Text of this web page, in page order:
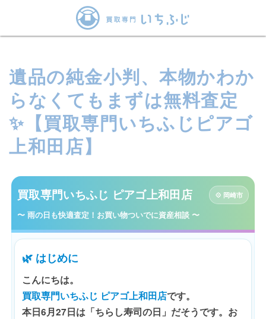
遺品の純金小判、本物かわか
らなくてもまずは無料査定
✨【買取専門いちふじピアゴ
上和田店】
買取専門いちふじ ピアゴ上和田店 💠 岡崎市
〜 雨の日も快適査定！お買い物ついでに資産相談 〜
🌿 はじめに
こんにちは。
買取専門いちふじ ピアゴ上和田店です。
本日6月27日は「ちらし寿司の日」だそうです。お